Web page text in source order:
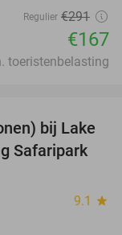
Regulier €291
€167
toeristenbelasting
53%
bij Lake
Safaripark
9.1 star